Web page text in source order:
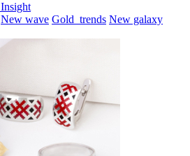
Insight
New wave Gold_trends New galaxy